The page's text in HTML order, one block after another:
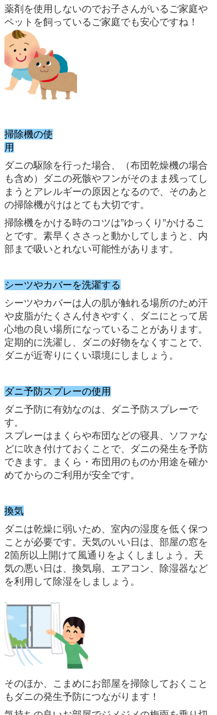
薬剤を使用しないのでお子さんがいるご家庭や
ペットを飼っているご家庭でも安心ですね！
掃除機の使
用
ダニの駆除を行った場合、（布団乾燥機の場合
も含め）ダニの死骸やフンがそのまま残ってし
まうとアレルギーの原因となるので、そのあと
の掃除機がけはとても大切です。
掃除機をかける時のコツは”ゆっくり”かけるこ
とです。素早くささっと動かしてしまうと、内
部まで吸いとれない可能性があります。
シーツやカバーを洗濯する
シーツやカバーは人の肌が触れる場所のため汗
や皮脂がたくさん付きやすく、ダニにとって居
心地の良い場所になっていることがあります。
定期的に洗濯し、ダニの好物をなくすことで、
ダニが近寄りにくい環境にしましょう。
ダニ予防スプレーの使用
ダニ予防に有効なのは、ダニ予防スプレーで
す。
スプレーはまくらや布団などの寝具、ソファな
どに吹き付けておくことで、ダニの発生を予防
できます。まくら・布団用のものか用途を確か
めてからのご利用が安全です。
換気
ダニは乾燥に弱いため、室内の湿度を低く保つ
ことが必要です。天気のいい日は、部屋の窓を
2箇所以上開けて風通りをよくしましょう。天
気の悪い日は、換気扇、エアコン、除湿器など
を利用して除湿をしましょう。
そのほか、こまめにお部屋を掃除しておくこと
もダニの発生予防につながります！